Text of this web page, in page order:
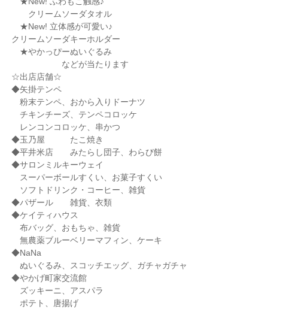
クリームソーダタオル
★New! 立体感が可愛い♪
クリームソーダキーホルダー
★やかっぴーぬいぐるみ
などが当たります
☆出店店舗☆
◆矢掛テンペ
粉末テンペ、おから入りドーナツ
チキンチーズ、テンペコロッケ
レンコンコロッケ、串かつ
◆玉乃屋 たこ焼き
◆平井米店 みたらし団子、わらび餅
◆サロンミルキーウェイ
スーパーボールすくい、お菓子すくい
ソフトドリンク・コーヒー、雑貨
◆パザール 雑貨、衣類
◆ケイティハウス
布バッグ、おもちゃ、雑貨
無農薬ブルーベリーマフィン、ケーキ
◆NaNa
ぬいぐるみ、スコッチエッグ、ガチャガチャ
◆やかげ町家交流館
ズッキーニ、アスパラ
ポテト、唐揚げ